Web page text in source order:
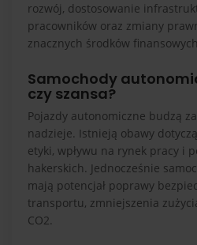
rozwój, dostosowanie
pracowników oraz zmiany
znacznych środków
Samochody
czy szansa?
Pojazdy autonomiczne budzą
nadzieje. Istnieją obawy
etyki, wpływu na rynek pracy i
hakerskich. Jednocześnie
mają potencjał poprawy
transportu, zmniejszenia
CO2.